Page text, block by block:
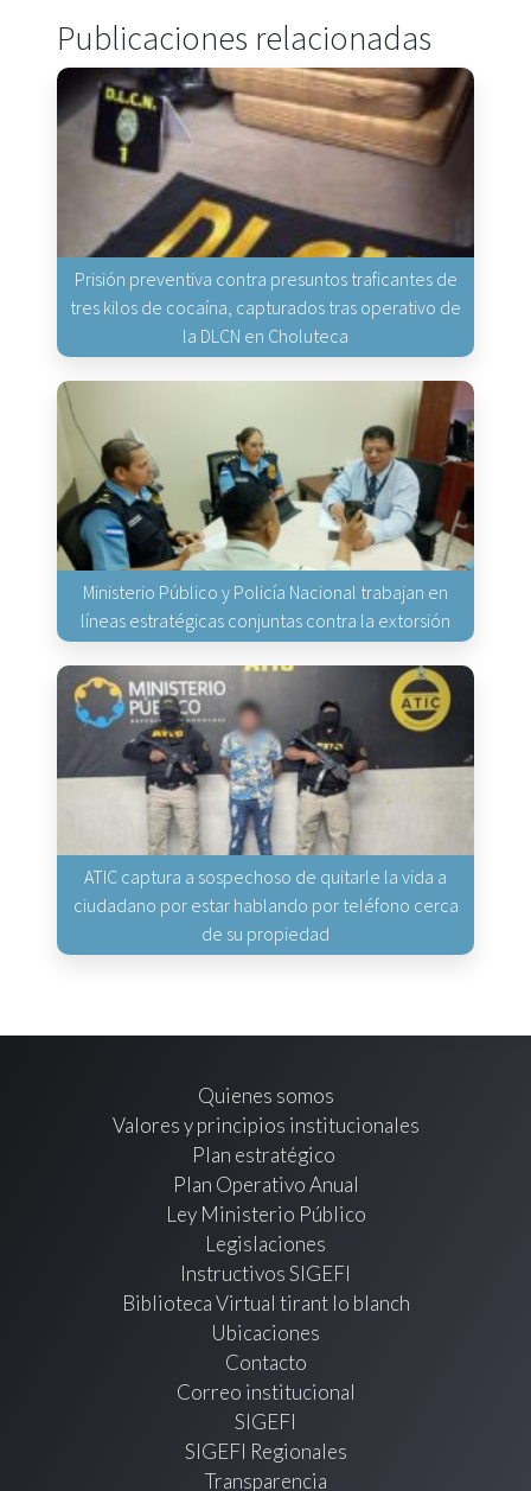
Publicaciones relacionadas
Prisión preventiva contra presuntos traficantes de
tres kilos de cocaína, capturados tras operativo de
la DLCN en Choluteca
Ministerio Público y Policía Nacional trabajan en
líneas estratégicas conjuntas contra la extorsión
ATIC captura a sospechoso de quitarle la vida a
ciudadano por estar hablando por teléfono cerca
de su propiedad
Quienes somos
Valores y principios institucionales
Plan estratégico
Plan Operativo Anual
Ley Ministerio Público
Legislaciones
Instructivos SIGEFI
Biblioteca Virtual tirant lo blanch
Ubicaciones
Contacto
Correo institucional
SIGEFI
SIGEFI Regionales
Transparencia